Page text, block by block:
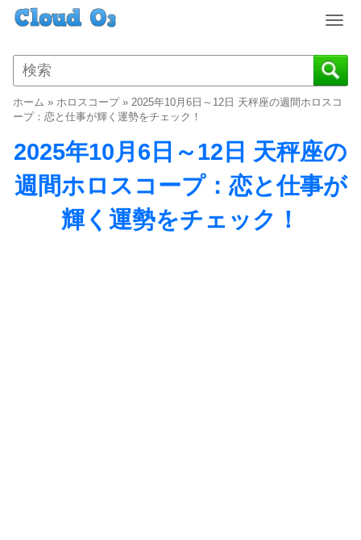
T
g
g
e
a
v
i
g
ホーム » ホロスコープ» 2025年10月6日～12日 天秤座の週間ホロスコ
ープ：恋と仕事が輝く運勢をチェック！
2025年10月6日～12日 天秤座の
週間ホロスコープ：恋と仕事が
輝く運勢をチェック！